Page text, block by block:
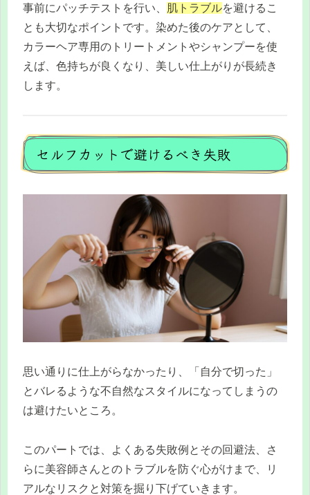
事前にパッチテストを行い、 肌トラブルを避けるこ
とも大切なポイントです。染めた後のケアとして、
カラーヘア専用のトリートメントやシャンプーを使
えば、色持ちが良くなり、美しい仕上がりが長続き
します。
セルフカットで避けるべき失敗
思い通りに仕上がらなかったり、「自分で切った」
とバレるような不自然なスタイルになってしまうの
は避けたいところ。
このパートでは、よくある失敗例とその回避法、さ
らに美容師さんとのトラブルを防ぐ心がけまで、リ
アルなリスクと対策を掘り下げていきます。